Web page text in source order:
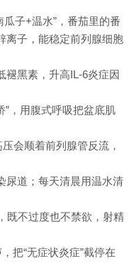
瓜子+温水”，番茄里的番
离子，能稳定前列腺细胞
褪黑素，升高IL-6炎症因
”，用腹式呼吸把盆底肌
会顺着前列腺管反流，
尿道；每天清晨用温水清
既不过度也不禁欲，射精
把“无症状炎症”截停在